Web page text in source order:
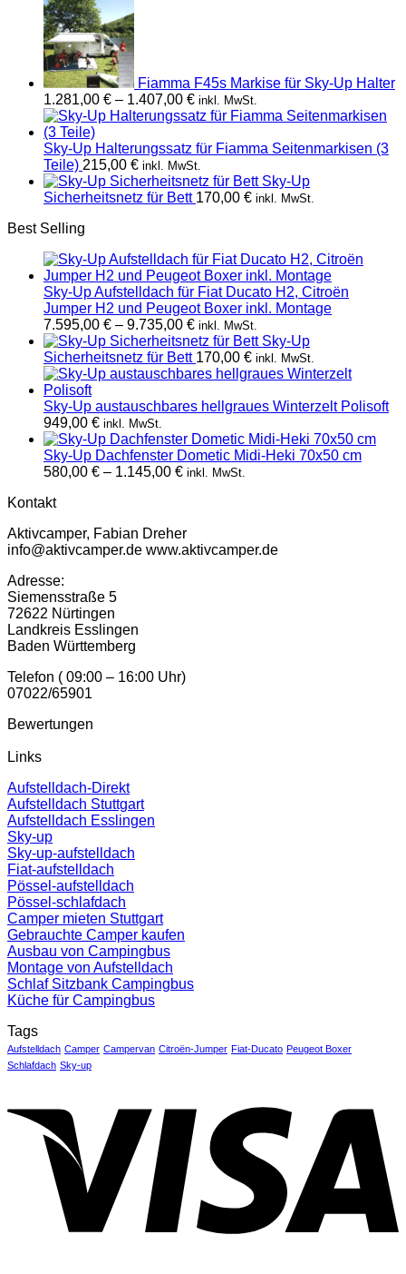
Fiamma F45s Markise für Sky-Up Halter
1.281,00 € – 1.407,00 €Preisspanne:
1.281,00 €
1.407,00 €
inkl. MwSt.
Sky-Up Halterungssatz für Fiamma Seitenmarkisen (3
Teile) 215,00 € inkl. MwSt.
Sky-Up
Sicherheitsnetz für Bett 170,00 € inkl. MwSt.
Best Selling
Sky-Up Aufstelldach für Fiat Ducato H2, Citroën
Jumper H2 und Peugeot Boxer inkl. Montage
7.595,00 € – 9.735,00 €Preisspanne:
7.595,00 €
bis
9.735,00 €
inkl. MwSt.
Sky-Up
Sicherheitsnetz für Bett 170,00 € inkl. MwSt.
Sky-Up austauschbares hellgraues Winterzelt Polisoft
949,00 € inkl. MwSt.
Sky-Up Dachfenster Dometic Midi-Heki 70x50 cm
580,00 € – 1.145,00 €Preisspanne:
inkl. MwSt.
Kontakt
Aktivcamper, Fabian Dreher
info@aktivcamper.de www.aktivcamper.de
Adresse:
Siemensstraße 5
72622 Nürtingen
Landkreis Esslingen
Baden Württemberg
Telefon ( 09:00 – 16:00 Uhr)
07022/65901
Bewertungen
Links
Aufstelldach-Direkt
Aufstelldach Stuttgart
Aufstelldach Esslingen
Sky-up
Sky-up-aufstelldach
Fiat-aufstelldach
Pössel-aufstelldach
Pössel-schlafdach
Camper mieten Stuttgart
Gebrauchte Camper kaufen
Ausbau von Campingbus
Montage von Aufstelldach
Schlaf Sitzbank Campingbus
Küche für Campingbus
Tags
Aufstelldach Camper Campervan Citroën-Jumper Fiat-Ducato Peugeot Boxer
Schlafdach Sky-up